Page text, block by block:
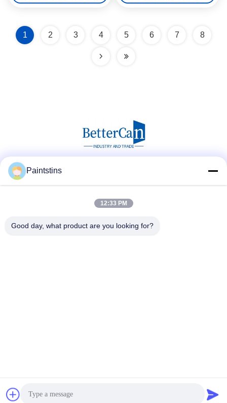
1 2 3 4 5 6 7 8
迅速な連絡
Guangzhou BetterCan Industry and Trade Co., Ltd. . 複製権所
Paintstins
12:33 PM
Good day, what product are you looking for?